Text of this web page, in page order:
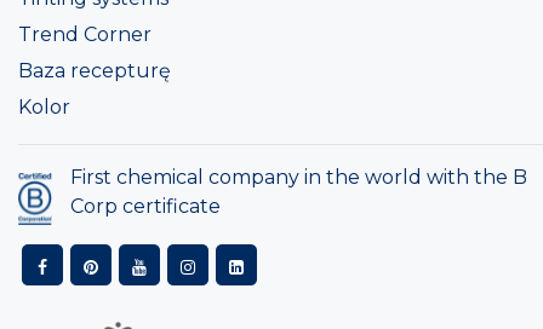
Trend Corner
Baza recepturę
Kolor
First chemical company in the world with the B
Corp certificate